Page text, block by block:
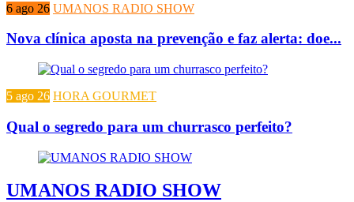
6 ago 26 UMANOS RADIO SHOW
Nova clínica aposta na prevenção e faz alerta: doe...
5 ago 26 HORA GOURMET
Qual o segredo para um churrasco perfeito?
UMANOS RADIO SHOW